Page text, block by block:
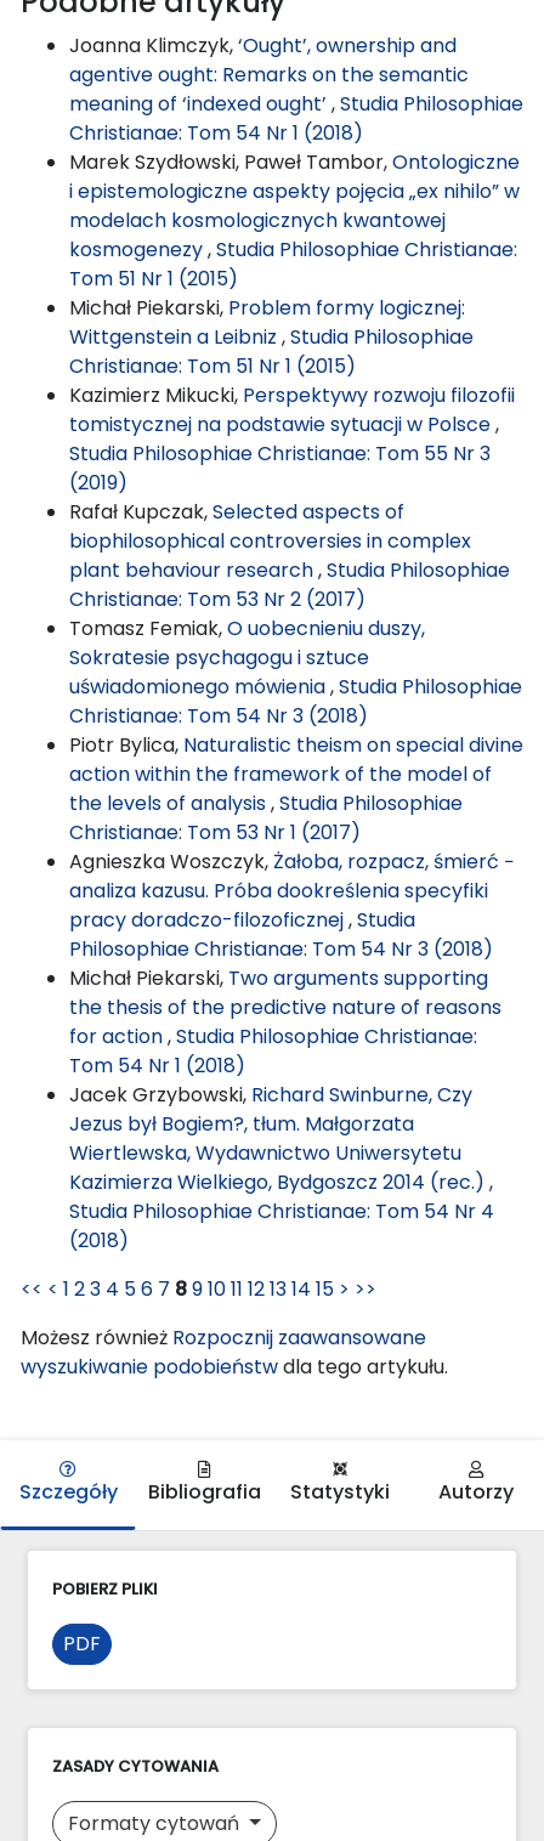
Joanna Klimczyk,‘Ought’, ownership and
agentive ought: Remarks on the semantic
meaning of ‘indexed ought’ ,Studia Philosophiae
Christianae: Tom 54 Nr 1 (2018)
Marek Szydłowski, Paweł Tambor,Ontologiczne
i epistemologiczne aspekty pojęcia „ex nihilo” w
modelach kosmologicznych kwantowej
kosmogenezy,Studia Philosophiae Christianae:
Tom 51 Nr 1 (2015)
Michał Piekarski, Problem formy logicznej:
Wittgenstein a Leibniz ,Studia Philosophiae
Christianae: Tom 51 Nr 1 (2015)
Kazimierz Mikucki, Perspektywy rozwoju filozofii
tomistycznej na podstawie sytuacji w Polsce,
Studia Philosophiae Christianae: Tom 55 Nr 3
(2019)
Rafał Kupczak,Selected aspects of
biophilosophical controversies in complex
plant behaviour research,Studia Philosophiae
Christianae: Tom 53 Nr 2 (2017)
Tomasz Femiak,O uobecnieniu duszy,
Sokratesie psychagogu i sztuce
uświadomionego mówienia,Studia Philosophiae
Christianae: Tom 54 Nr 3 (2018)
Piotr Bylica, Naturalistic theism on special divine
action within the framework of the model of
the levels of analysis,Studia Philosophiae
Christianae: Tom 53 Nr 1 (2017)
Agnieszka Woszczyk,Żałoba, rozpacz, śmierć −
analiza kazusu. Próba dookreślenia specyfiki
pracy doradczo-filozoficznej,Studia
Philosophiae Christianae: Tom 54 Nr 3 (2018)
Michał Piekarski, Two arguments supporting
the thesis of the predictive nature of reasons
for action,Studia Philosophiae Christianae:
Tom 54 Nr 1 (2018)
Jacek Grzybowski, Richard Swinburne, Czy
Jezus był Bogiem?, tłum. Małgorzata
Wiertlewska, Wydawnictwo Uniwersytetu
Kazimierza Wielkiego, Bydgoszcz 2014 (rec.) ,
Studia Philosophiae Christianae: Tom 54 Nr 4
(2018)
<< < 1 23 4 56 7 891011 121314 15 > >>
Możesz również Rozpocznij zaawansowane
wyszukiwanie podobieństwdla tego artykułu.
Szczegóły Bibliografia Statystyki Autorzy
POBIERZ PLIKI
PDF
ZASADY CYTOWANIA
Formaty cytowań